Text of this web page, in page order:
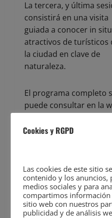
La tercera, y última
consistirá en una visita
guiada a conocer in
atractivos de turísticos
la ciudad en clave de
naturaleza.
El programa completo
puede consultar en la
Natural
donde también es
formalizar la solicitud
plaza, limitada a un
de 30 personas.
Cookies y RGPD
Las cookies de este sitio
contenido y los anuncios,
medios sociales y para
compartimos información
sitio web con nuestros
publicidad y de análisis